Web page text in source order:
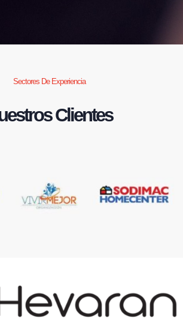
Sectores De Experiencia
Clientes